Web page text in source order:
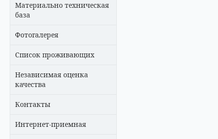
Материально техническая
база
Фотогалерея
Список проживающих
Независимая оценка
качества
Контакты
Интернет-приемная